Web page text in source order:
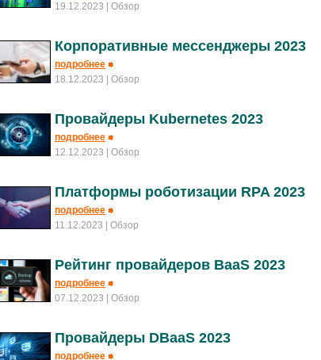
19.12.2023
| Обзор
Корпоративные мессенджеры 2023
подробнее
18.12.2023
| Обзор
Провайдеры Kubernetes 2023
подробнее
12.12.2023
| Обзор
Платформы роботизации RPA 2023
подробнее
11.12.2023
| Обзор
Рейтинг провайдеров BaaS 2023
подробнее
07.12.2023
| Обзор
Провайдеры DBaaS 2023
подробнее